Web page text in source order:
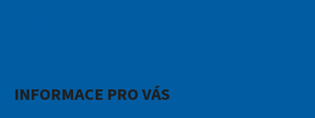
INFORMACE PRO VÁS